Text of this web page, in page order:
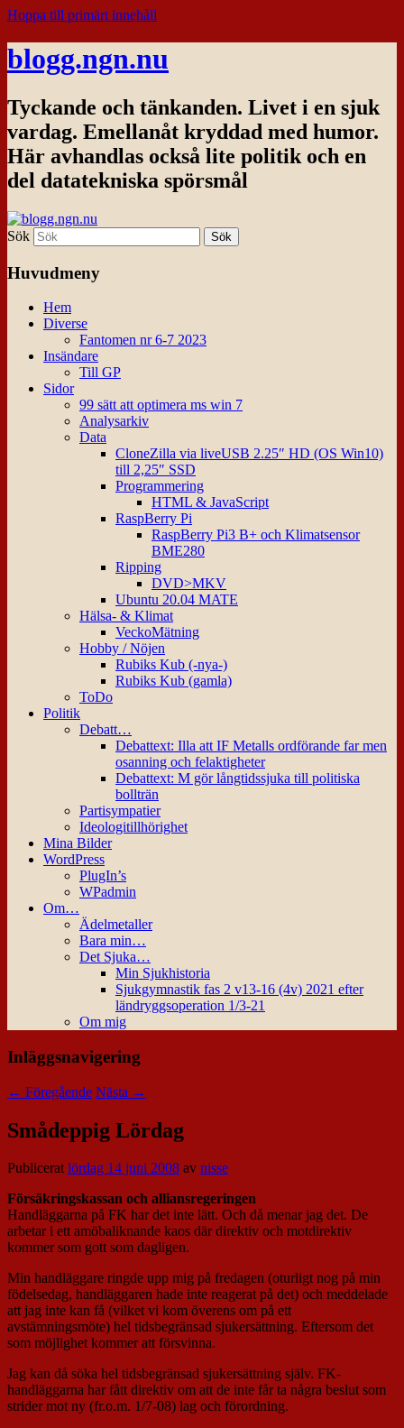
Hoppa till primärt innehåll
blogg.ngn.nu
Tyckande och tänkanden. Livet i en sjuk
vardag. Emellanåt kryddad med humor.
Här avhandlas också lite politik och en
del datatekniska spörsmål
Sök
Huvudmeny
Hem
Diverse
Fantomen nr 6-7 2023
Insändare
Till GP
Sidor
99 sätt att optimera ms win 7
Analysarkiv
Data
CloneZilla via liveUSB 2.25″ HD (OS Win10)
till 2,25″ SSD
Programmering
HTML & JavaScript
RaspBerry Pi
RaspBerry Pi3 B+ och Klimatsensor
BME280
Ripping
DVD>MKV
Ubuntu 20.04 MATE
Hälsa- & Klimat
VeckoMätning
Hobby / Nöjen
Rubiks Kub (-nya-)
Rubiks Kub (gamla)
ToDo
Politik
Debatt…
Debattext: Illa att IF Metalls ordförande far men
osanning och felaktigheter
Debattext: M gör långtidssjuka till politiska
bollträn
Partisympatier
Ideologitillhörighet
Mina Bilder
WordPress
PlugIn’s
WPadmin
Om…
Ädelmetaller
Bara min…
Det Sjuka…
Min Sjukhistoria
Sjukgymnastik fas 2 v13-16 (4v) 2021 efter
ländryggsoperation 1/3-21
Om mig
Inläggsnavigering
← Föregående Nästa →
Smådeppig Lördag
Publiceratlördag 14 juni 2008 av nisse
Försäkringskassan och alliansregeringen
Handläggarna på FK har det inte lätt. Och då menar jag det. De
arbetar i ett amöbaliknande kaos där direktiv och motdirektiv
kommer som gott som dagligen.
Min handläggare ringde upp mig på fredagen (oturligt nog på min
födelsedag, handläggaren hade inte reagerat på det) och meddelade
att jag inte kan få (vilket vi kom överens om på ett
avstämningsmöte) hel tidsbegränsad sjukersättning. Eftersom det
som möjlighet kommer att försvinna.
Jag kan då söka hel tidsbegränsad sjukersättning själv. FK-
handläggarna har fått direktiv om att de inte får ta några beslut som
strider mot ny (fr.o.m. 1/7-08) lag och förordning.